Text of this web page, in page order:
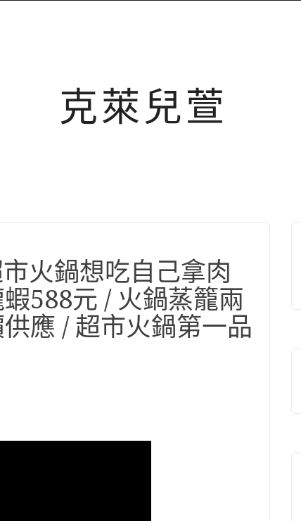
克萊兒萱
火鍋想吃自己拿肉
588元 / 火鍋蒸籠兩
應 / 超市火鍋第一品